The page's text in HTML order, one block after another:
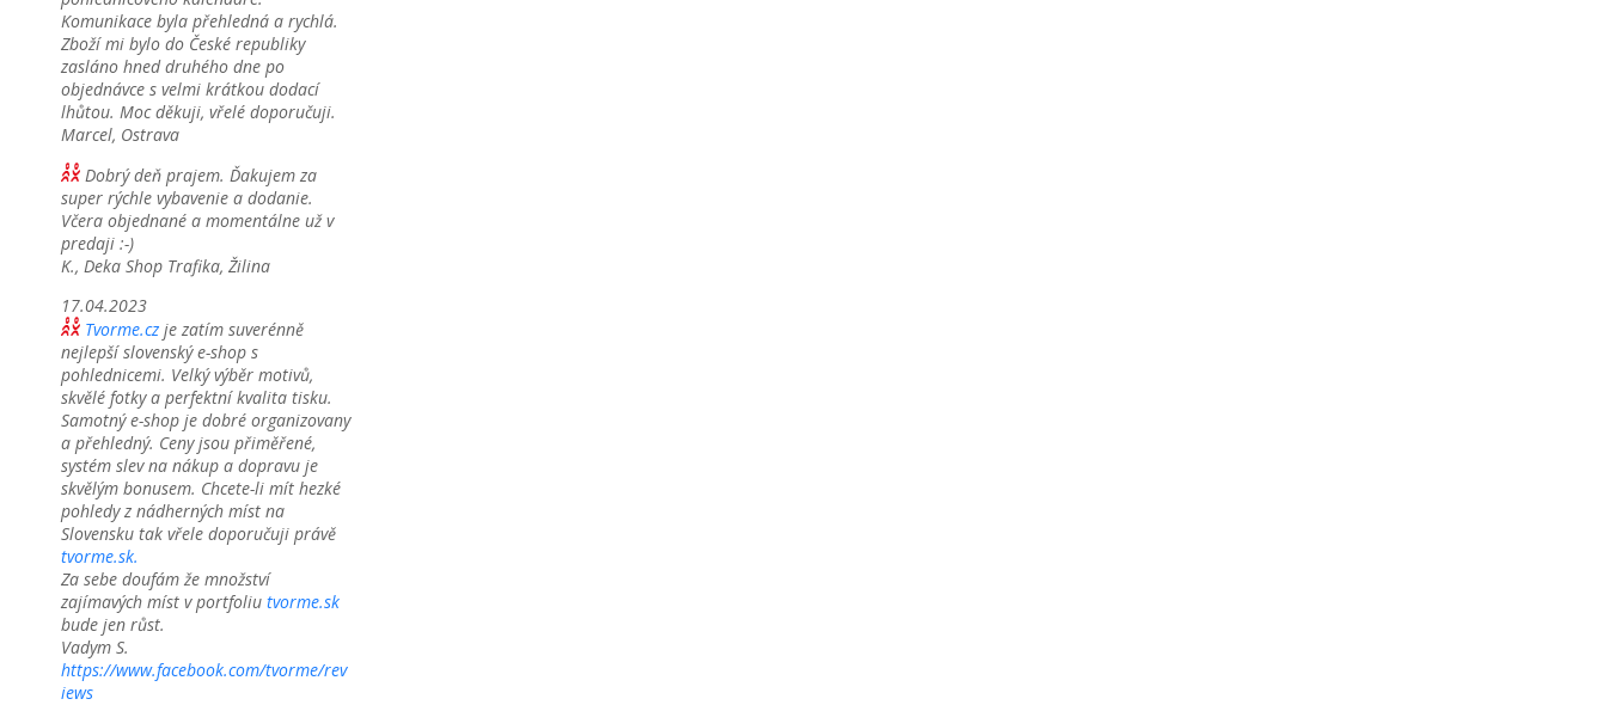
Komunikace byla přehledná a rychlá.
Zboží mi bylo do České republiky
zasláno hned druhého dne po
objednávce s velmi krátkou dodací
lhůtou. Moc děkuji, vřelé doporučuji.
Marcel, Ostrava
Dobrý deň prajem. Ďakujem za
super rýchle vybavenie a dodanie.
Včera objednané a momentálne už v
predaji :-)
K., Deka Shop Trafika, Žilina
17.04.2023
Tvorme.cz je zatím suverénně
nejlepší slovenský e-shop s
pohlednicemi. Velký výběr motivů,
skvělé fotky a perfektní kvalita tisku.
Samotný e-shop je dobré organizovany
a přehledný. Ceny jsou přiměřené,
systém slev na nákup a dopravu je
skvělým bonusem. Chcete-li mít hezké
pohledy z nádherných míst na
Slovensku tak vřele doporučuji právě
tvorme.sk.
Za sebe doufám že množství
zajímavých míst v portfoliu tvorme.sk
bude jen růst.
Vadym S.
https://www.facebook.com/tvorme/rev
iews